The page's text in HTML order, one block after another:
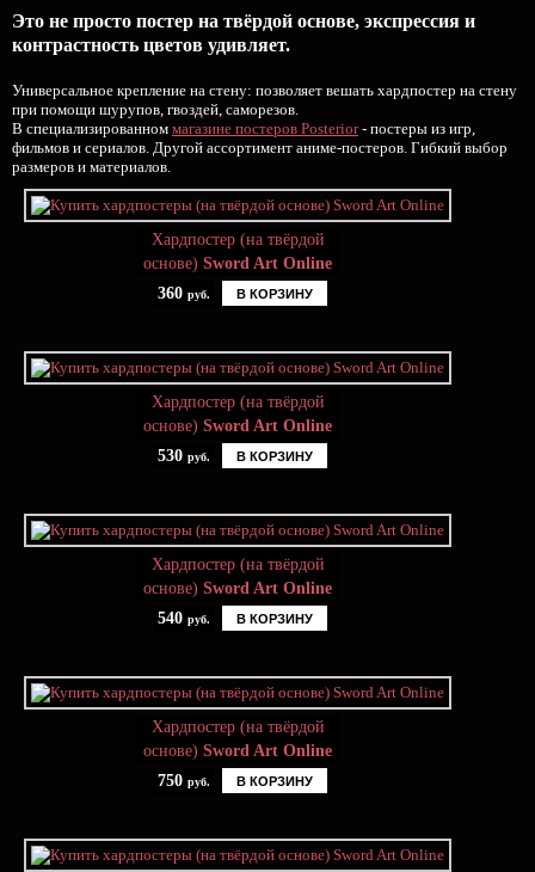
Это не просто постер на твёрдой основе, экспрессия и
контрастность цветов удивляет.
Универсальное крепление на стену: позволяет вешать хардпостер на стену
при помощи шурупов, гвоздей, саморезов.
В специализированном магазине постеров Posterior- постеры из игр,
фильмов и сериалов. Другой ассортимент аниме-постеров. Гибкий выбор
размеров и материалов.
Хардпостер (на твёрдой
основе) Sword Art Online
360 руб. В КОРЗИНУ
Хардпостер (на твёрдой
основе) Sword Art Online
530 руб. В КОРЗИНУ
Хардпостер (на твёрдой
основе) Sword Art Online
540 руб. В КОРЗИНУ
Хардпостер (на твёрдой
основе) Sword Art Online
750 руб. В КОРЗИНУ